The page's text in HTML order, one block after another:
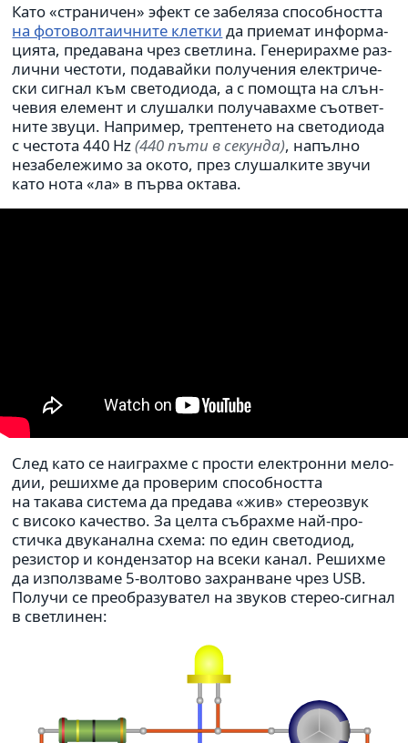
Като «стра­ни­чен» эфект се забе­ляза спо­соб­но­стта
на фото­вол­та­ич­ните клетки да при­е­мат инфор­ма­
ци­ята, пре­да­вана чрез свет­лина. Генери­рахме раз­
лични честоти, пода­вайки полу­че­ния елек­три­че­
ски сигнал към све­то­ди­ода, а с помо­щта на слън­
че­вия еле­мент и слу­шалки полу­ча­вахме съо­т­вет­
ните звуци. Например, треп­те­нето на све­то­ди­ода
с честота 440 Hz(440 пъти в секунда), напълно
неза­бе­ле­жимо за окото, през слу­шал­ките звучи
като нота «ла» в първа октава.
След като се наиг­рахме с прости елек­тронни мело­
дии, решихме да про­ве­рим спо­соб­но­стта
на такава система да пре­дава «жив» сте­рео­звук
с високо каче­ство. За целта съб­рахме най-про­
стичка дву­ка­нална схема: по един све­то­диод,
рези­стор и кон­ден­за­тор на всеки канал. Решихме
да използ­ваме 5-вол­тово захран­ване чрез USB.
Получи се пре­об­ра­зу­ва­тел на звуков стерео-сигнал
в свет­ли­нен: